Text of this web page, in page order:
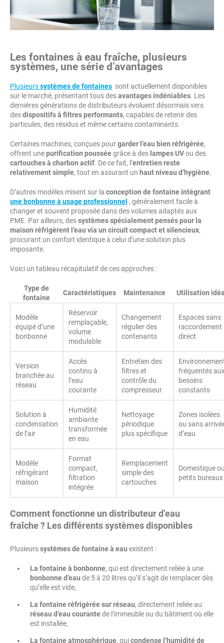
Les fontaines à eau fraîche, plusieurs
systèmes, une série d’avantages
Plusieurssystèmes de fontaines sont actuellement disponibles
sur le marché, présentant tous desavantages indéniables. Les
dernières générations de distributeurs évoluent désormais vers
desdispositifs à filtres performants, capables de retenir des
particules, des résidus et même certains contaminants.
Certaines machines, conçues pourgarder l’eau bien réfrigérée,
offrent unepurification pousséegrâce à des lampes UVou des
cartouches à charbon actif. De ce fait, l’entretien reste
relativement simple, tout en assurant un haut niveau d’hygiène.
D’autres modèles misent sur la conception de fontaine intégrant
une bonbonne à usage professionnel , généralement facile à
changer et souvent proposée dans des volumes adaptés aux
PME. Par ailleurs, dessystèmes spécialement pensés pour la
maison réfrigèrent l’eau via un circuit compact et silencieux,
procurant un confort identique à celui d’une solution plus
imposante.
Voici un tableau récapitulatif de ces approches :
Type de
fontaine
Caractéristiques Maintenance Utilisation
Modèle
équipé d’une
bonbonne
Réservoir
remplaçable,
volume
modulable
Changement
régulier des
contenants
Espaces sans
raccordement
direct
Version
branchée au
réseau
Accès
continu à
l’eau
courante
Entretien des
filtres et
contrôle du
compresseur
fréquentés
besoins
constants
Solution à
condensation
de l’air
Humidité
ambiante
transformée
en eau
Nettoyage
périodique
plus spécifique
Zones isolées
ou sans
d’eau
Modèle
réfrigérant
maison
Format
compact,
filtration
intégrée
Remplacement
simple des
cartouches
Domestique
petits bureaux
Comment fonctionne un distributeur d’eau
fraîche? Les différents systèmes disponibles
Plusieurssystèmes de fontaine à eau existent :
La fontaine à bonbonne, qui est directement reliée à une
bonbonne d’eau de 5 à 20 litres qu’il s’agit de remplacer dès
qu’elle est vide,
La fontaine réfrigérée sur réseau, directement reliée au
réseau d’eau courantede l’immeuble ou du bâtiment où elle
est installée,
La fontaine atmosphérique,quicondense l’humidité de